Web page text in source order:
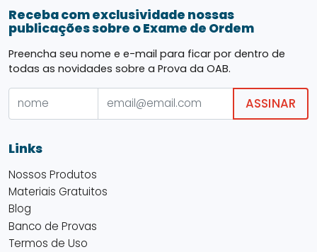
Receba com exclusividade nossas
publicações sobre o Exame de Ordem
Preencha seu nome e e-mail para ficar por dentro de
todas as novidades sobre a Prova da OAB.
ASSINAR
Links
Nossos Produtos
Materiais Gratuitos
Blog
Banco de Provas
Termos de Uso